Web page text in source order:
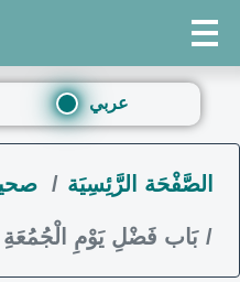
عربي
الصَّفْحَة الرَّئِسِيَة
بَاب فَضْلِ يَوْمِ الْجُمُعَةِ